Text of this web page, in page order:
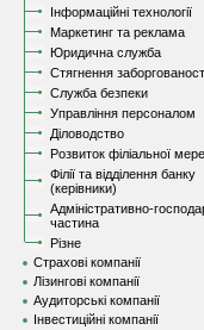
Інформаційні технології
Маркетинг та реклама
Юридична служба
Стягнення
Служба безпеки
Управління персоналом
Діловодство
Розвиток філіальної
Філії та відділення банку
(керівники)
Адміністративно-
частина
Різне
Страхові компанії
Лізингові компанії
Аудиторські компанії
Інвестиційні компанії